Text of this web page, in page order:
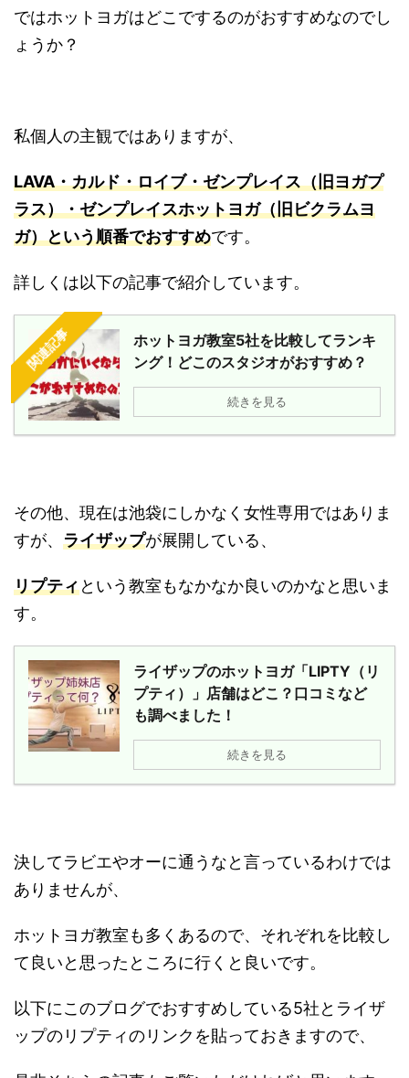
ではホットヨガはどこでするのがおすすめなのでし
ょうか？
私個人の主観ではありますが、
LAVA・カルド・ロイブ・ゼンプレイス（旧ヨガプ
ラス）・ゼンプレイスホットヨガ（旧ビクラムヨ
ガ）という順番でおすすめです。
詳しくは以下の記事で紹介しています。
関連記事
ホットヨガ教室5社を比較してランキ
ング！どこのスタジオがおすすめ？
続きを見る
その他、現在は池袋にしかなく女性専用ではありま
すが、 ライザップが展開している、
リプティという教室もなかなか良いのかなと思いま
す。
ライザップのホットヨガ「LIPTY（リ
プティ）」店舗はどこ？口コミなど
も調べました！
続きを見る
決してラビエやオーに通うなと言っているわけでは
ありませんが、
ホットヨガ教室も多くあるので、それぞれを比較し
て良いと思ったところに行くと良いです。
以下にこのブログでおすすめしている5社とライザ
ップのリプティのリンクを貼っておきますので、